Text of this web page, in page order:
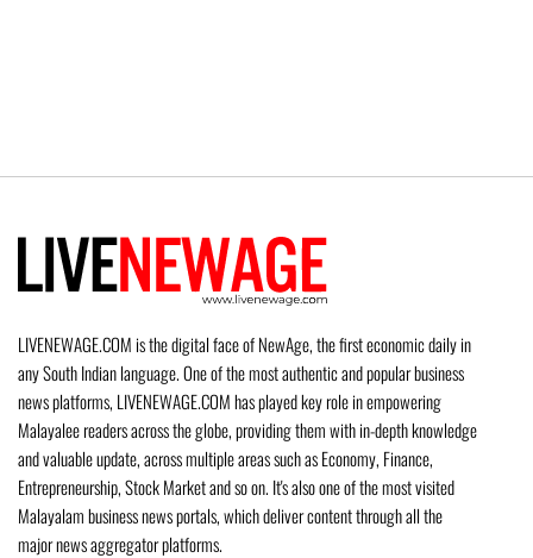
LIVENEWAGE.COM is the digital face of NewAge, the first economic daily in
any South Indian language. One of the most authentic and popular business
news platforms, LIVENEWAGE.COM has played key role in empowering
Malayalee readers across the globe, providing them with in-depth knowledge
and valuable update, across multiple areas such as Economy, Finance,
Entrepreneurship, Stock Market and so on. It's also one of the most visited
Malayalam business news portals, which deliver content through all the
major news aggregator platforms.